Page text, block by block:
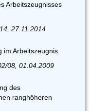
Arbeitszeugnisses
27.11.2014
im Arbeitszeugnis
08, 01.04.2009
des
ranghöheren